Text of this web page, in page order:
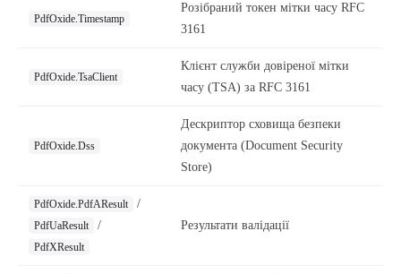
PdfOxide.Timestamp
Розібраний токен мітки часу RFC
3161
PdfOxide.TsaClient
Клієнт служби довіреної мітки
часу (TSA) за RFC 3161
PdfOxide.Dss
Дескриптор сховища безпеки
документа (Document Security
Store)
PdfOxide.PdfAResult /
PdfUaResult /
PdfXResult
Результати валідації